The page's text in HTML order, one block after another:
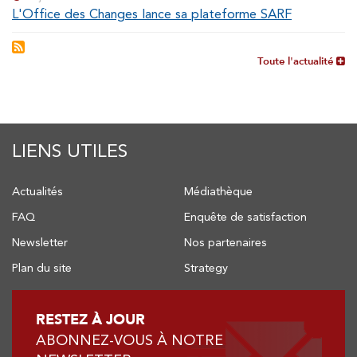
L'Office des Changes lance sa plateforme SARF
Toute l'actualité
LIENS UTILES
Actualités
FAQ
Newsletter
Plan du site
Médiathèque
Enquête de satisfaction
Nos partenaires
Strategy
RESTEZ À JOUR
ABONNEZ-VOUS À NOTRE